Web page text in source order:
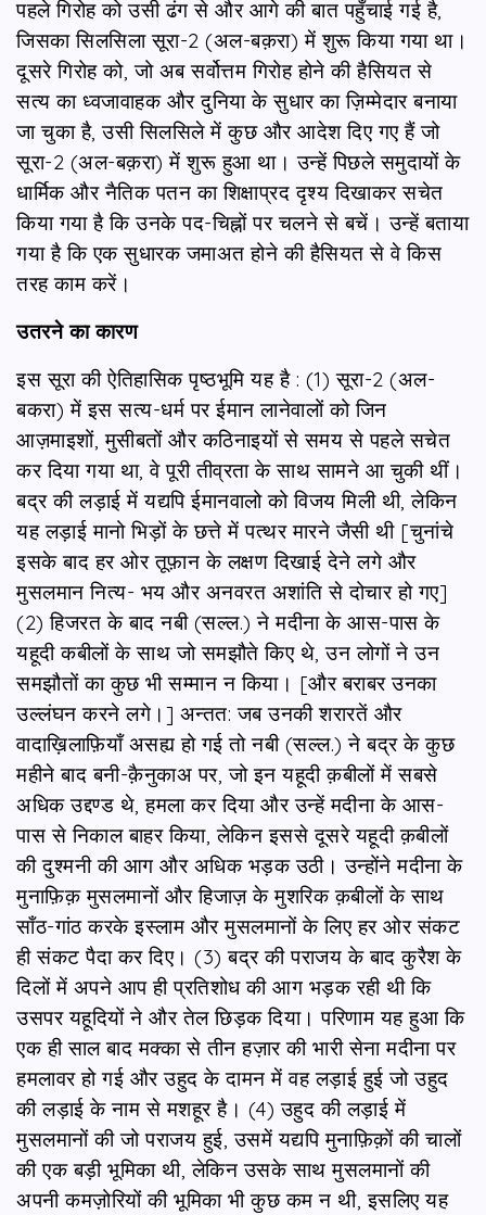
पहले गिरोह को उसी ढंग से और आगे की बात पहुँचाई गई है,
जिसका सिलसिला सूरा-2 (अल-बक़रा) में शुरू किया गया था।
दूसरे गिरोह को, जो अब सर्वोत्तम गिरोह होने की हैसियत से
सत्य का ध्वजावाहक और दुनिया के सुधार का ज़िम्मेदार बनाया
जा चुका है, उसी सिलसिले में कुछ और आदेश दिए गए हैं जो
सूरा-2 (अल-बक़रा) में शुरू हुआ था। उन्हें पिछले समुदायों के
धार्मिक और नैतिक पतन का शिक्षाप्रद दृश्य दिखाकर सचेत
किया गया है कि उनके पद-चिह्नों पर चलने से बचें। उन्हें बताया
गया है कि एक सुधारक जमाअत होने की हैसियत से वे किस
तरह काम करें।
उतरने का कारण
इस सूरा की ऐतिहासिक पृष्ठभूमि यह है : (1) सूरा-2 (अल-
बकरा) में इस सत्य-धर्म पर ईमान लानेवालों को जिन
आज़माइशों, मुसीबतों और कठिनाइयों से समय से पहले सचेत
कर दिया गया था, वे पूरी तीव्रता के साथ सामने आ चुकी थीं।
बद्र की लड़ाई में यद्यपि ईमानवालो को विजय मिली थी, लेकिन
यह लड़ाई मानो भिड़ों के छत्ते में पत्थर मारने जैसी थी [चुनांचे
इसके बाद हर ओर तूफ़ान के लक्षण दिखाई देने लगे और
मुसलमान नित्य- भय और अनवरत अशांति से दोचार हो गए]
(2) हिजरत के बाद नबी (सल्ल.) ने मदीना के आस-पास के
यहूदी कबीलों के साथ जो समझौते किए थे, उन लोगों ने उन
समझौतों का कुछ भी सम्मान न किया। [और बराबर उनका
उल्लंघन करने लगे।] अन्तत: जब उनकी शरारतें और
वादाख़िलाफ़ियाँ असह्य हो गई तो नबी (सल्ल.) ने बद्र के कुछ
महीने बाद बनी-क़ैनुकाअ पर, जो इन यहूदी क़बीलों में सबसे
अधिक उद्दण्ड थे, हमला कर दिया और उन्हें मदीना के आस-
पास से निकाल बाहर किया, लेकिन इससे दूसरे यहूदी क़बीलों
की दुश्मनी की आग और अधिक भड़क उठी। उन्होंने मदीना के
मुनाफ़िक़ मुसलमानों और हिजाज़ के मुशरिक क़बीलों के साथ
साँठ-गांठ करके इस्लाम और मुसलमानों के लिए हर ओर संकट
ही संकट पैदा कर दिए। (3) बद्र की पराजय के बाद कुरैश के
दिलों में अपने आप ही प्रतिशोध की आग भड़क रही थी कि
उसपर यहूदियों ने और तेल छिड़क दिया। परिणाम यह हुआ कि
एक ही साल बाद मक्का से तीन हज़ार की भारी सेना मदीना पर
हमलावर हो गई और उहुद के दामन में वह लड़ाई हुई जो उहुद
की लड़ाई के नाम से मशहूर है। (4) उहुद की लड़ाई में
मुसलमानों की जो पराजय हुई, उसमें यद्यपि मुनाफ़िक़ों की चालों
की एक बड़ी भूमिका थी, लेकिन उसके साथ मुसलमानों की
अपनी कमज़ोरियों की भूमिका भी कुछ कम न थी, इसलिए यह